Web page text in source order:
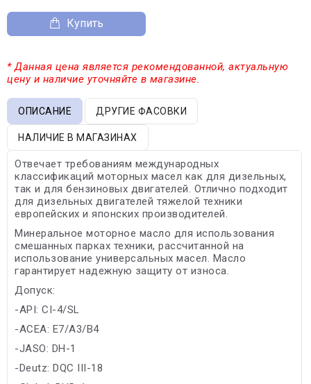
Купить
* Данная цена является рекомендованной, актуальную
цену и наличие уточняйте в магазине.
ОПИСАНИЕ ДРУГИЕ ФАСОВКИ
НАЛИЧИЕ В МАГАЗИНАХ
Отвечает требованиям международных
классификаций моторных масел как для дизельных,
так и для бензиновых двигателей. Отлично подходит
для дизельных двигателей тяжелой техники
европейских и японских производителей.
Минеральное моторное масло для использования
смешанных парках техники, рассчитанной на
использование универсальных масел. Масло
гарантирует надежную защиту от износа.
Допуск:
-API: CI-4/SL
-ACEA: E7/A3/B4
-JASO: DH-1
-Deutz: DQC III-18